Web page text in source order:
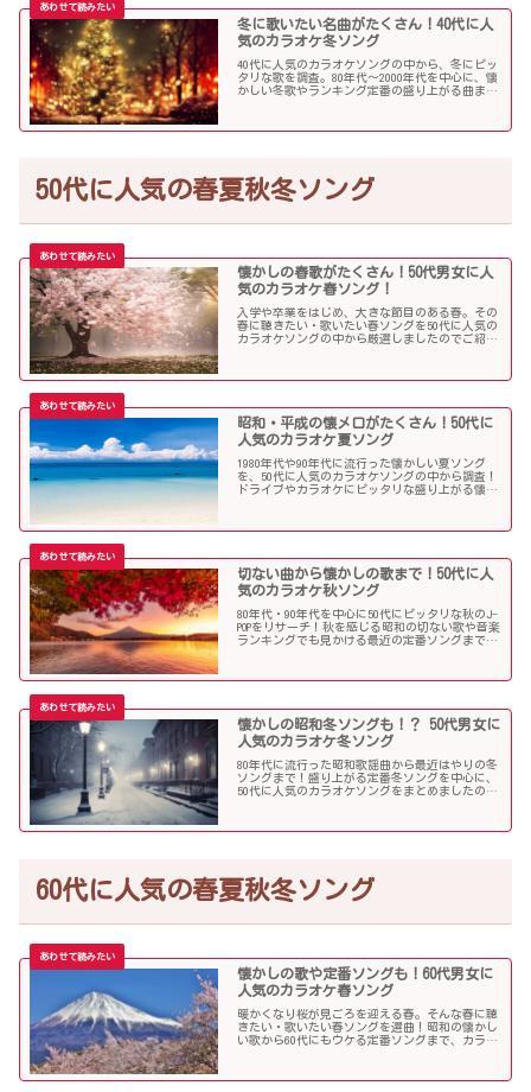
冬に歌いたい名曲がたくさん！40代に人
気のカラオケ冬ソング
40代に人気のカラオケソングの中から、冬にピッ
タリな歌を調査。80年代〜2000年代を中心に、懐
かしい冬歌やランキング定番の盛り上がる曲まで
50代に人気の春夏秋冬ソング
懐かしの春歌がたくさん！50代男女に人
気のカラオケ春ソング！
入学や卒業をはじめ、大きな節目のある春。その
春に聴きたい・歌いたい春ソングを50代に人気の
カラオケソングの中から厳選しましたのでご紹介
昭和・平成の懐メロがたくさん！50代に
人気のカラオケ夏ソング
1980年代や90年代に流行った懐かしい夏ソング
を、50代に人気のカラオケソングの中から調査！
ドライブやカラオケにピッタリな盛り上がる懐メ
切ない曲から懐かしの歌まで！50代に人
気のカラオケ秋ソング
80年代・90年代を中心に50代にピッタリな秋のJ-
POPをリサーチ！秋を感じる昭和の切ない歌や音楽
ランキングでも見かける最近の定番ソングまで、
懐かしの昭和冬ソングも！？ 50代男女に
人気のカラオケ冬ソング
80年代に流行った昭和歌謡曲から最近はやりの冬
ソングまで！盛り上がる定番冬ソングを中心に、
50代に人気のカラオケソングをまとめましたので
60代に人気の春夏秋冬ソング
懐かしの歌や定番ソングも！60代男女に
人気のカラオケ春ソング
暖かくなり桜が見ごろを迎える春。そんな春に聴
きたい・歌いたい春ソングを選曲！昭和の懐かし
い歌から60代にもウケる定番ソングまで、カラオ